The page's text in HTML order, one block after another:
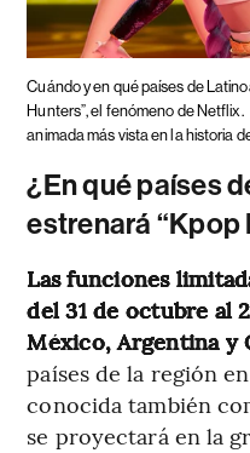
Cuándo y en qué países de
Hunters”, el fenómeno de Netflix.
animada más vista en la historia
¿En qué países
estrenará “Kpop
Las funciones
del 31 de octubre al
México, Argentina y
países de la región
conocida también
se proyectará en la